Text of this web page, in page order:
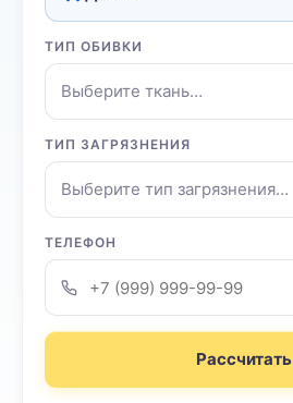
ТИП ОБИВКИ
Выберите ткань…
ТИП ЗАГРЯЗНЕНИЯ
Выберите тип загрязнения…
ТЕЛЕФОН
Рассчитать